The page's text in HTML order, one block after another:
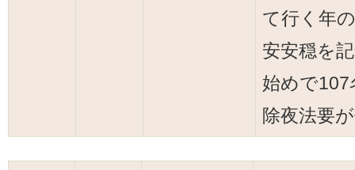
て行く年
安安穏を
始めで107
除夜法要